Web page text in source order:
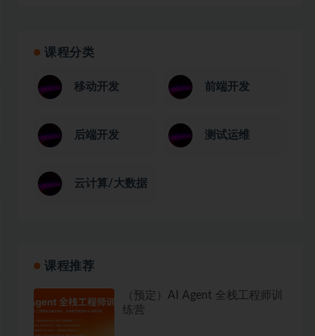
课程分类
移动开发 前端开发
后端开发 测试运维
云计算/大数据
课程推荐
（预定）AI Agent 全栈工程师训
练营